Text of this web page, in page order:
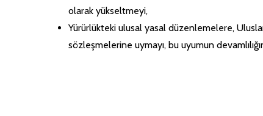
olarak yükseltmeyi,
Yürürlükteki ulusal yasal düzenlemelere,
sözleşmelerine uymayı, bu uyumun